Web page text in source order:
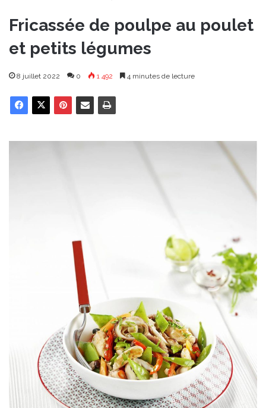
Fricassée de poulpe au poulet
et petits légumes
8 juillet 2022 0 1 492 4 minutes de lecture